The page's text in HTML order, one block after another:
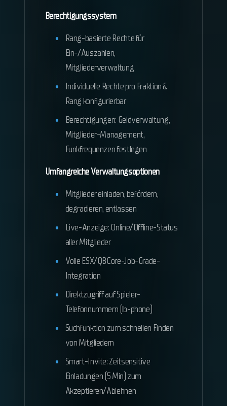
Berechtigungssystem
Rang-basierte Rechte für
Ein-/Auszahlen,
Mitgliederverwaltung
Individuelle Rechte pro Fraktion &
Rang konfigurierbar
Berechtigungen: Geldverwaltung,
Mitglieder-Management,
Funkfrequenzen festlegen
Umfangreiche Verwaltungsoptionen
Mitglieder einladen, befördern,
degradieren, entlassen
Live-Anzeige: Online/Offline-Status
aller Mitglieder
Volle ESX/QBCore-Job-Grade-
Integration
Direktzugriff auf Spieler-
Telefonnummern (lb-phone)
Suchfunktion zum schnellen Finden
von Mitgliedern
Smart-Invite: Zeitsensitive
Einladungen (5 Min) zum
Akzeptieren/Ablehnen